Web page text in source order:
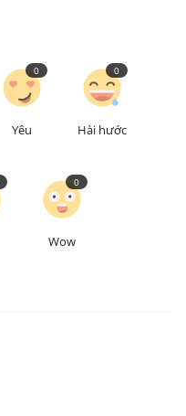
Yêu
0
Hài hước
0
Wow
0